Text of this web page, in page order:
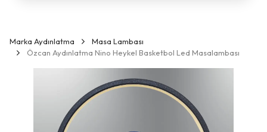
Marka Aydınlatma
Masa Lambası
Özcan Aydınlatma Nino Heykel Basketbol Led Masalambası